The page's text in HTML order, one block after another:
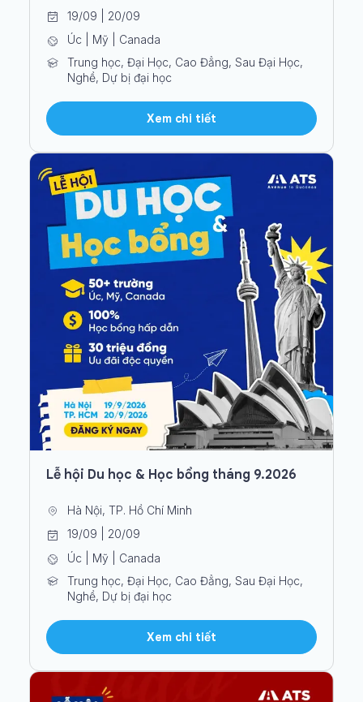
19/09 | 20/09
Úc | Mỹ | Canada
Trung học, Đại Học, Cao Đẳng, Sau Đại Học,
Nghề, Dự bị đại học
Xem chi tiết
Lễ hội Du học & Học bổng tháng 9.2026
Hà Nội, TP. Hồ Chí Minh
19/09 | 20/09
Úc | Mỹ | Canada
Trung học, Đại Học, Cao Đẳng, Sau Đại Học,
Nghề, Dự bị đại học
Xem chi tiết